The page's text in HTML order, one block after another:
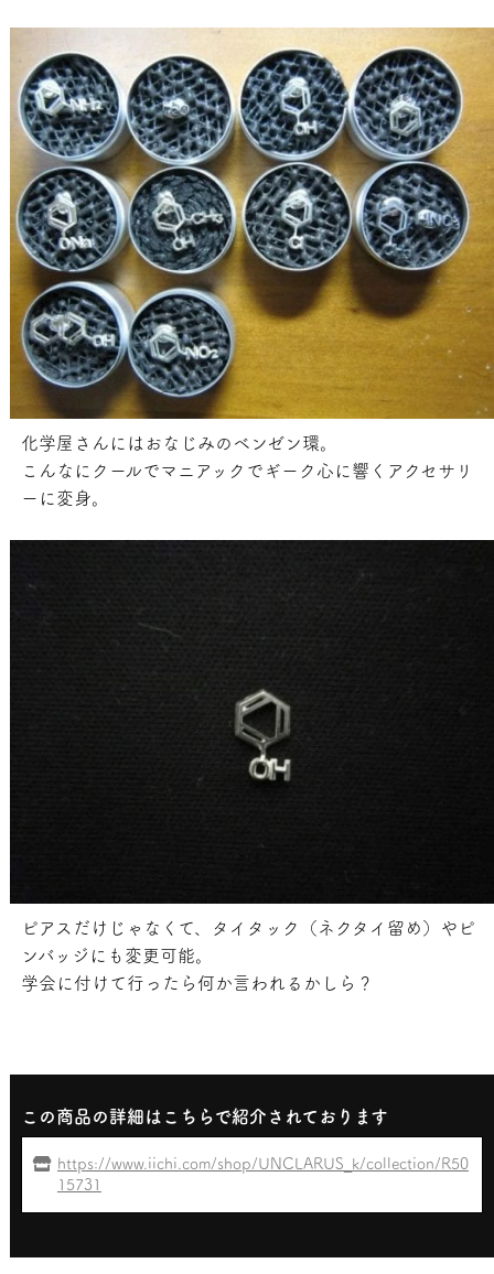
化学屋さんにはおなじみのベンゼン環。
こんなにクールでマニアックでギーク心に響くアクセサリ
ーに変身。
ピアスだけじゃなくて、タイタック（ネクタイ留め）やピ
ンバッジにも変更可能。
学会に付けて行ったら何か言われるかしら？
この商品の詳細はこちらで紹介されております
https://www.iichi.com/shop/UNCLARUS_k/collection/R50
15731